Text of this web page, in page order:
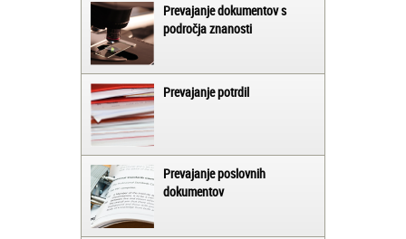
Prevajanje dokumentov s
področja znanosti
Prevajanje potrdil
Prevajanje poslovnih
dokumentov